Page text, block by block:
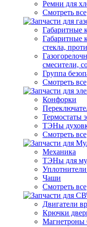
Ремни для
Смотреть все
Габаритные
Габаритные
стекла,
смесители,
Группа
Смотреть все
Конфорки
Термостаты
ТЭНы
Смотреть все
Механика
ТЭНы для
Чаши
Смотреть все
Двигатели
Крючки